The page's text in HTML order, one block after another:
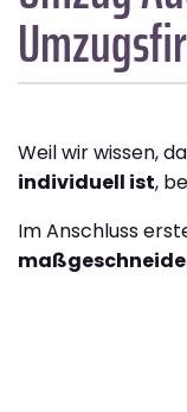
Weil wir wissen,
individuell ist,
Im Anschluss